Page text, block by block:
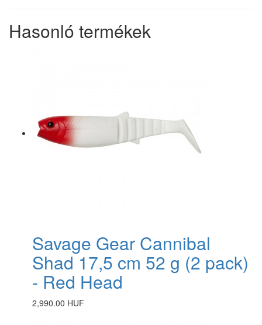
Hasonló termékek
Savage Gear Cannibal
Shad 17,5 cm 52 g (2 pack)
- Red Head
2,990.00 HUF